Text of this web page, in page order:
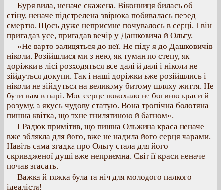
Буря вила, неначе скажена. Віконниця билась об
стіну, неначе підстрелена звірюка побивалась перед
смертю. Щось дуже неприємне почувалось в серці. І він
пригадав усе, пригадав вечір у Дашковича й Ольгу.
«Не варто залицяться до неї. Не піду я до Дашковичів
ніколи. Розійшлися ми з нею, як туман по степу, як
доріжки в лісі розходяться все далі й далі і ніколи не
зійдуться докупи. Так і наші доріжки вже розійшлись і
ніколи не зійдуться на великому битому шляху життя. Не
бути нам в парі. Моє серце покохало не богиню краси й
розуму, а якусь чудову статую. Вона тропічна болотяна
пишна квітка, що тхне гнилятиною й багном».
І Радюк примітив, що пишна Ольжина краса неначе
вже зблякла для його, вже не надила його серця чарами.
Навіть сама згадка про Ольгу стала для його
скривдженої душі вже неприємна. Світ її краси неначе
почав згасать.
Важка й тяжка була та ніч для молодого палкого
ідеаліста!